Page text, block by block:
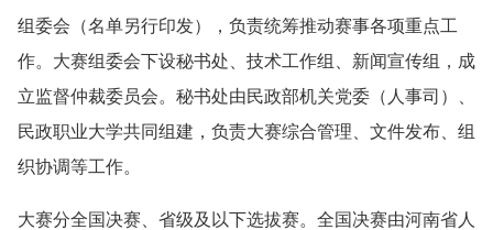
组委会（名单另行印发），负责统筹推动赛事各项重点工
作。大赛组委会下设秘书处、技术工作组、新闻宣传组，成
立监督仲裁委员会。秘书处由民政部机关党委（人事司）、
民政职业大学共同组建，负责大赛综合管理、文件发布、组
织协调等工作。
大赛分全国决赛、省级及以下选拔赛。全国决赛由河南省人